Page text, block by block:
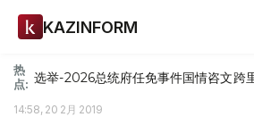
KAZINFORM
热
点: 选举-2026总统府任免事件国情咨文跨
14:58, 20 2月 2019